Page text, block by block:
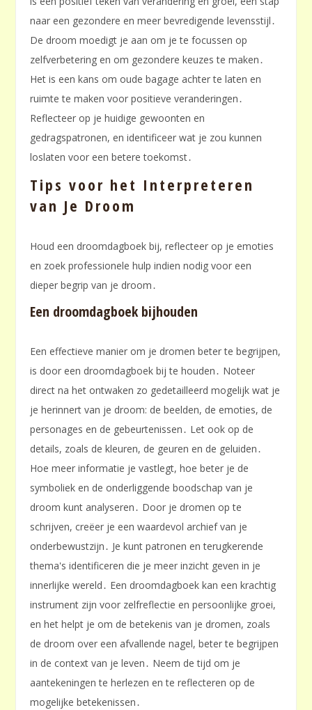
naar een gezondere en meer bevredigende levensstijl․
De droom moedigt je aan om je te focussen op
zelfverbetering en om gezondere keuzes te maken․
Het is een kans om oude bagage achter te laten en
ruimte te maken voor positieve veranderingen․
Reflecteer op je huidige gewoonten en
gedragspatronen, en identificeer wat je zou kunnen
loslaten voor een betere toekomst․
Tips voor het Interpreteren
van Je Droom
Houd een droomdagboek bij, reflecteer op je emoties
en zoek professionele hulp indien nodig voor een
dieper begrip van je droom․
Een droomdagboek bijhouden
Een effectieve manier om je dromen beter te begrijpen,
is door een droomdagboek bij te houden․ Noteer
direct na het ontwaken zo gedetailleerd mogelijk wat je
je herinnert van je droom: de beelden, de emoties, de
personages en de gebeurtenissen․ Let ook op de
details, zoals de kleuren, de geuren en de geluiden․
Hoe meer informatie je vastlegt, hoe beter je de
symboliek en de onderliggende boodschap van je
droom kunt analyseren․ Door je dromen op te
schrijven, creëer je een waardevol archief van je
onderbewustzijn․ Je kunt patronen en terugkerende
thema's identificeren die je meer inzicht geven in je
innerlijke wereld․ Een droomdagboek kan een krachtig
instrument zijn voor zelfreflectie en persoonlijke groei,
en het helpt je om de betekenis van je dromen, zoals
de droom over een afvallende nagel, beter te begrijpen
in de context van je leven․ Neem de tijd om je
aantekeningen te herlezen en te reflecteren op de
mogelijke betekenissen․